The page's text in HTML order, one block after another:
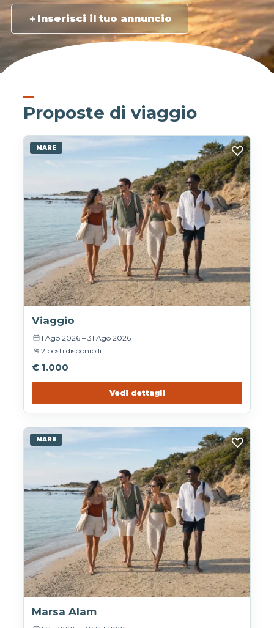
＋ Inserisci il tuo annuncio
Proposte di viaggio
MARE ♡
Viaggio
1 Ago 2026 – 31 Ago 2026
2 posti disponibili
€ 1.000
Vedi dettagli
MARE ♡
Marsa Alam